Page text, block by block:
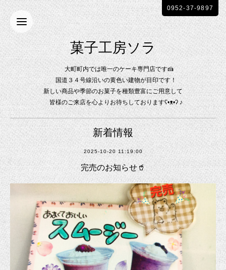
菓子工房ソラ
大町町内では唯一のケーキ専門店です🍰
国道３４号線沿いの黄色い建物が目印です！
新しい商品や季節のお菓子を種類豊富にご用意して
皆様のご来店を心よりお待ちしておりますʕ•ᴥ•ʔ ♪
0952-37-9897
新着情報
2025-10-20 11:19:00
完売のお知らせ🥤